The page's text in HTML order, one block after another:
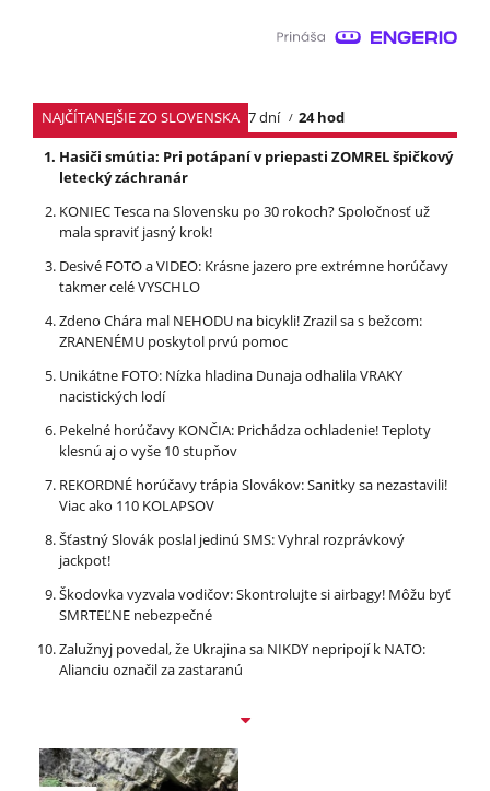
NAJČÍTANEJŠIE ZO SLOVENSKA 7 dní
24 hod
Hasiči smútia: Pri potápaní v priepasti ZOMREL špičkový
letecký záchranár
KONIEC Tesca na Slovensku po 30 rokoch? Spoločnosť už
mala spraviť jasný krok!
Desivé FOTO a VIDEO: Krásne jazero pre extrémne horúčavy
takmer celé VYSCHLO
Zdeno Chára mal NEHODU na bicykli! Zrazil sa s bežcom:
ZRANENÉMU poskytol prvú pomoc
Unikátne FOTO: Nízka hladina Dunaja odhalila VRAKY
nacistických lodí
Pekelné horúčavy KONČIA: Prichádza ochladenie! Teploty
klesnú aj o vyše 10 stupňov
REKORDNÉ horúčavy trápia Slovákov: Sanitky sa nezastavili!
Viac ako 110 KOLAPSOV
Šťastný Slovák poslal jedinú SMS: Vyhral rozprávkový
jackpot!
Škodovka vyzvala vodičov: Skontrolujte si airbagy! Môžu byť
SMRTEĽNE nebezpečné
Zalužnyj povedal, že Ukrajina sa NIKDY nepripojí k NATO:
Alianciu označil za zastaranú